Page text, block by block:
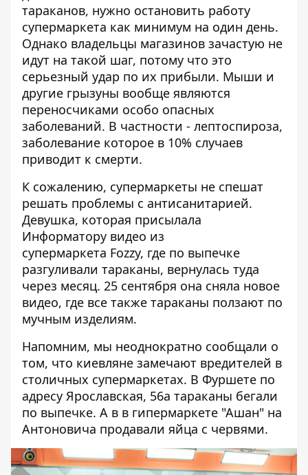
тараканов, нужно остановить работу
супермаркета как минимум на один день.
Однако владельцы магазинов зачастую не
идут на такой шаг, потому что это
серьезный удар по их прибыли. Мыши и
другие грызуны вообще являются
переносчиками особо опасных
заболеваний. В частности - лептоспироза,
заболевание которое в 10% случаев
приводит к смерти.
К сожалению, супермаркеты не спешат
решать проблемы с антисанитарией.
Девушка, которая присылала
Информатору видео из
супермаркета Fozzy, где по выпечке
разгуливали тараканы, вернулась туда
через месяц. 25 сентября она сняла новое
видео, где все также тараканы ползают по
мучным изделиям.
Напомним, мы неоднократно сообщали о
том, что киевляне замечают вредителей в
столичных супермаркетах. В Фуршете по
адресу Ярославская, 56а тараканы бегали
по выпечке. А в в гипермаркете "Ашан" на
Антоновича продавали яйца с червями.